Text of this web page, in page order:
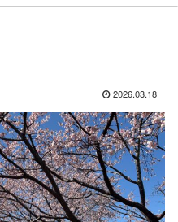
2026.03.18